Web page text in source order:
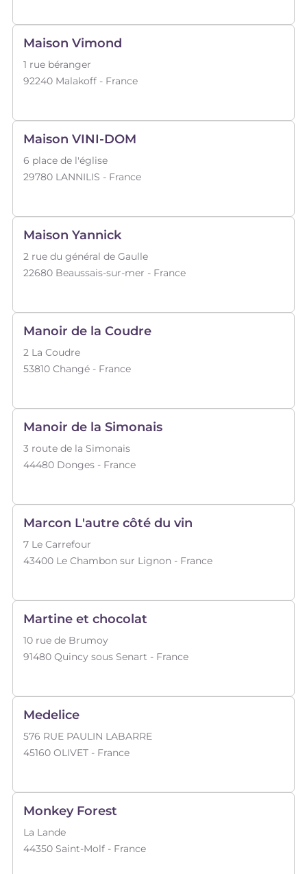
Maison Vimond
1 rue béranger
92240 Malakoff - France
Maison VINI-DOM
6 place de l'église
29780 LANNILIS - France
Maison Yannick
2 rue du général de Gaulle
22680 Beaussais-sur-mer - France
Manoir de la Coudre
2 La Coudre
53810 Changé - France
Manoir de la Simonais
3 route de la Simonais
44480 Donges - France
Marcon L'autre côté du vin
7 Le Carrefour
43400 Le Chambon sur Lignon - France
Martine et chocolat
10 rue de Brumoy
91480 Quincy sous Senart - France
Medelice
576 RUE PAULIN LABARRE
45160 OLIVET - France
Monkey Forest
La Lande
44350 Saint-Molf - France